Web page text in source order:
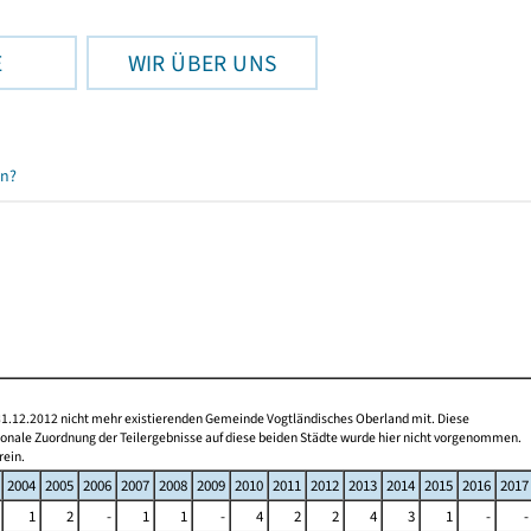
WIR ÜBER UNS
nicht mehr existierenden Gemeinde Vogtländisches Oberland mit. Diese
Zuordnung der Teilergebnisse auf diese beiden Städte wurde hier nicht vorgenommen.
2004 2005 2006 2007 2008 2009 2010 2011 2012 2013 2014 2015 2016 2017
1 2 - 1 1 - 4 2 2 4 3 1 -
-